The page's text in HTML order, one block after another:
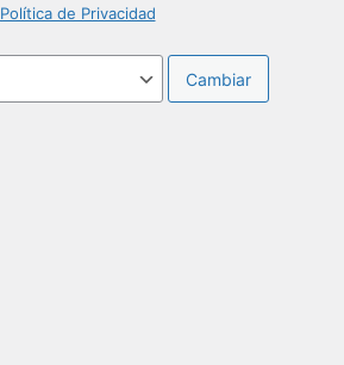
Política de Privacidad